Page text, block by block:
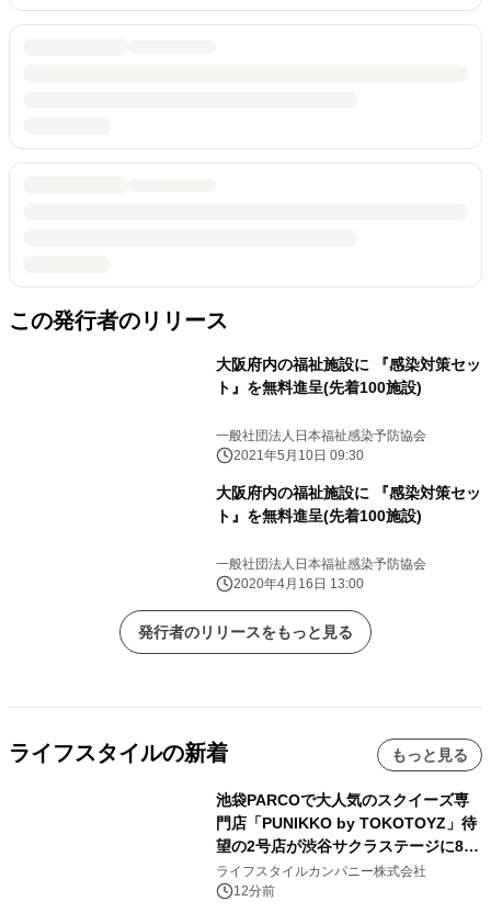
この発行者のリリース
大阪府内の福祉施設に 『感染対策セッ
ト』を無料進呈(先着100施設)
一般社団法人日本福祉感染予防協会
2021年5月10日 09:30
大阪府内の福祉施設に 『感染対策セッ
ト』を無料進呈(先着100施設)
一般社団法人日本福祉感染予防協会
2020年4月16日 13:00
発行者のリリースをもっと見る
ライフスタイルの新着 もっと見る
池袋PARCOで大人気のスクイーズ専
門店「PUNIKKO by TOKOTOYZ」待
望の2号店が渋谷サクラステージに8月
21日オープン！
ライフスタイルカンパニー株式会社
12分前